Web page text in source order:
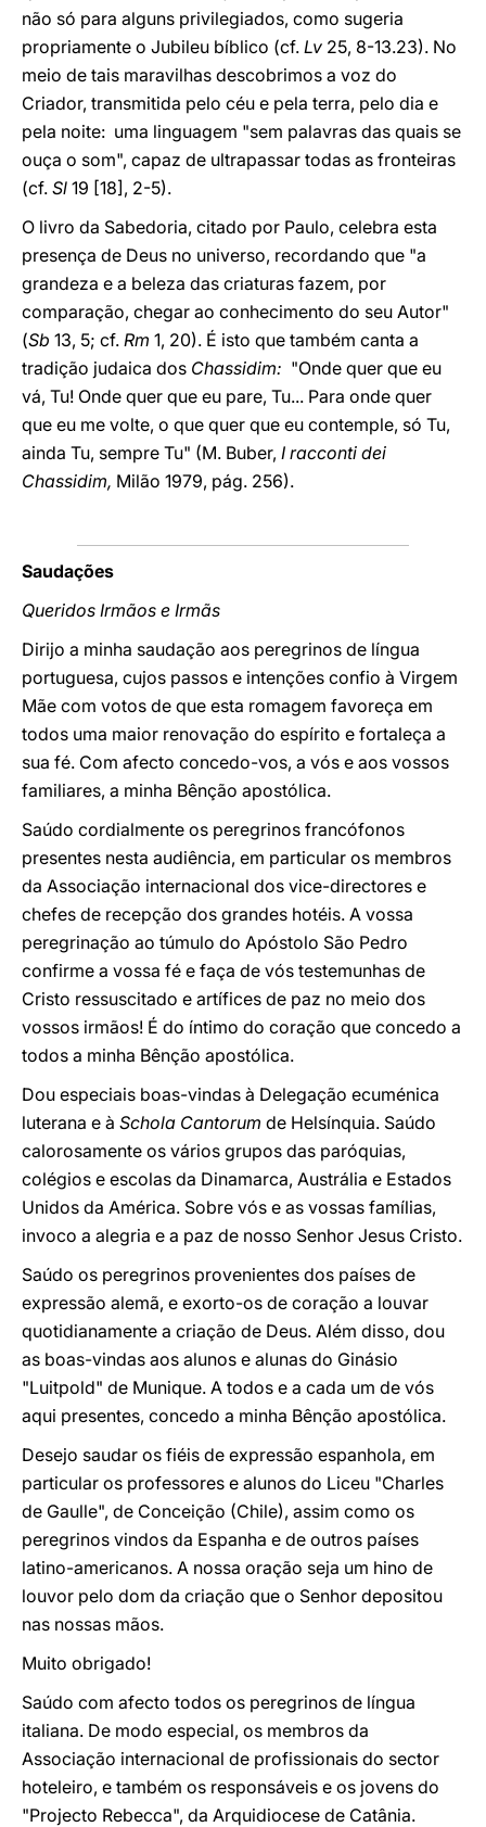
não só para alguns privilegiados, como sugeria
propriamente o Jubileu bíblico (cf. Lv 25, 8-13.23). No
meio de tais maravilhas descobrimos a voz do
Criador, transmitida pelo céu e pela terra, pelo dia e
pela noite: uma linguagem "sem palavras das quais se
ouça o som", capaz de ultrapassar todas as fronteiras
(cf. Sl 19 [18], 2-5).
O livro da Sabedoria, citado por Paulo, celebra esta
presença de Deus no universo, recordando que "a
grandeza e a beleza das criaturas fazem, por
comparação, chegar ao conhecimento do seu Autor"
(Sb 13, 5; cf. Rm 1, 20). É isto que também canta a
tradição judaica dos Chassidim: "Onde quer que eu
vá, Tu! Onde quer que eu pare, Tu... Para onde quer
que eu me volte, o que quer que eu contemple, só Tu,
ainda Tu, sempre Tu" (M. Buber, I racconti dei
Chassidim, Milão 1979, pág. 256).
Saudações
Queridos Irmãos e Irmãs
Dirijo a minha saudação aos peregrinos de língua
portuguesa, cujos passos e intenções confio à Virgem
Mãe com votos de que esta romagem favoreça em
todos uma maior renovação do espírito e fortaleça a
sua fé. Com afecto concedo-vos, a vós e aos vossos
familiares, a minha Bênção apostólica.
Saúdo cordialmente os peregrinos francófonos
presentes nesta audiência, em particular os membros
da Associação internacional dos vice-directores e
chefes de recepção dos grandes hotéis. A vossa
peregrinação ao túmulo do Apóstolo São Pedro
confirme a vossa fé e faça de vós testemunhas de
Cristo ressuscitado e artífices de paz no meio dos
vossos irmãos! É do íntimo do coração que concedo a
todos a minha Bênção apostólica.
Dou especiais boas-vindas à Delegação ecuménica
luterana e à Schola Cantorum de Helsínquia. Saúdo
calorosamente os vários grupos das paróquias,
colégios e escolas da Dinamarca, Austrália e Estados
Unidos da América. Sobre vós e as vossas famílias,
invoco a alegria e a paz de nosso Senhor Jesus Cristo.
Saúdo os peregrinos provenientes dos países de
expressão alemã, e exorto-os de coração a louvar
quotidianamente a criação de Deus. Além disso, dou
as boas-vindas aos alunos e alunas do Ginásio
"Luitpold" de Munique. A todos e a cada um de vós
aqui presentes, concedo a minha Bênção apostólica.
Desejo saudar os fiéis de expressão espanhola, em
particular os professores e alunos do Liceu "Charles
de Gaulle", de Conceição (Chile), assim como os
peregrinos vindos da Espanha e de outros países
latino-americanos. A nossa oração seja um hino de
louvor pelo dom da criação que o Senhor depositou
nas nossas mãos.
Muito obrigado!
Saúdo com afecto todos os peregrinos de língua
italiana. De modo especial, os membros da
Associação internacional de profissionais do sector
hoteleiro, e também os responsáveis e os jovens do
"Projecto Rebecca", da Arquidiocese de Catânia.